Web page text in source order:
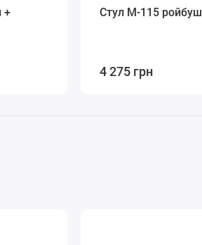
+ Стул M-115 ройбуш
4 275 грн